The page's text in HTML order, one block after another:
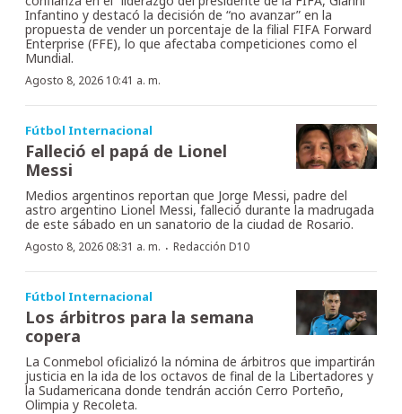
Infantino y destacó la decisión de “no avanzar” en la
propuesta de vender un porcentaje de la filial FIFA Forward
Enterprise (FFE), lo que afectaba competiciones como el
Mundial.
Agosto 8, 2026 10:41 a. m.
Fútbol Internacional
Falleció el papá de Lionel
Messi
Medios argentinos reportan que Jorge Messi, padre del
astro argentino Lionel Messi, falleció durante la madrugada
de este sábado en un sanatorio de la ciudad de Rosario.
Agosto 8, 2026 08:31 a. m. · Redacción D10
Fútbol Internacional
Los árbitros para la semana
copera
La Conmebol oficializó la nómina de árbitros que impartirán
justicia en la ida de los octavos de final de la Libertadores y
la Sudamericana donde tendrán acción Cerro Porteño,
Olimpia y Recoleta.